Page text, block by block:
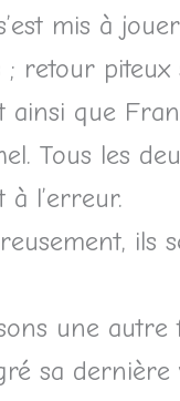
mis à
; retour
ainsi que
Tous les
à l’erreur.
ils
une autre
sa dernière